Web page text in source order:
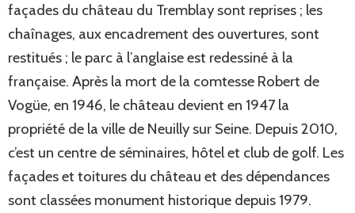
façades du château du Tremblay sont reprises ; les
chaînages, aux encadrement des ouvertures, sont
restitués ; le parc à l’anglaise est redessiné à la
française. Après la mort de la comtesse Robert de
Vogüe, en 1946, le château devient en 1947 la
propriété de la ville de Neuilly sur Seine. Depuis 2010,
c’est un centre de séminaires, hôtel et club de golf. Les
façades et toitures du château et des dépendances
sont classées monument historique depuis1979.